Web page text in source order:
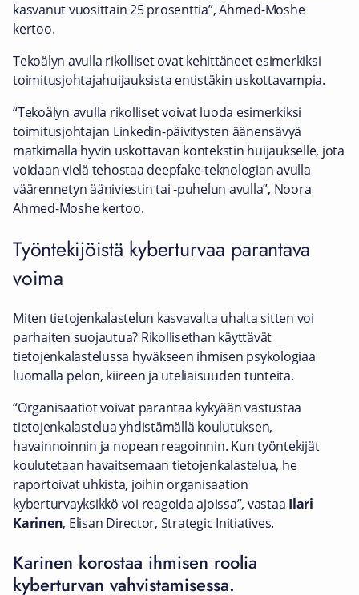
kasvanut vuosittain 25 prosenttia”, Ahmed-Moshe
kertoo.
Tekoälyn avulla rikolliset ovat kehittäneet esimerkiksi
toimitusjohtajahuijauksista entistäkin uskottavampia.
“Tekoälyn avulla rikolliset voivat luoda esimerkiksi
toimitusjohtajan Linkedin-päivitysten äänensävyä
matkimalla hyvin uskottavan kontekstin huijaukselle, jota
voidaan vielä tehostaa deepfake-teknologian avulla
väärennetyn ääniviestin tai -puhelun avulla”, Noora
Ahmed-Moshe kertoo.
Työntekijöistä kyberturvaa parantava
voima
Miten tietojenkalastelun kasvavalta uhalta sitten voi
parhaiten suojautua? Rikollisethan käyttävät
tietojenkalastelussa hyväkseen ihmisen psykologiaa
luomalla pelon, kiireen ja uteliaisuuden tunteita.
“Organisaatiot voivat parantaa kykyään vastustaa
tietojenkalastelua yhdistämällä koulutuksen,
havainnoinnin ja nopean reagoinnin. Kun työntekijät
koulutetaan havaitsemaan tietojenkalastelua, he
raportoivat uhkista, joihin organisaation
kyberturvayksikkö voi reagoida ajoissa”, vastaa Ilari
Karinen, Elisan Director, Strategic Initiatives.
Karinen korostaa ihmisen roolia
kyberturvan vahvistamisessa.